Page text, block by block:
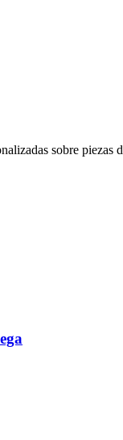
sobre piezas